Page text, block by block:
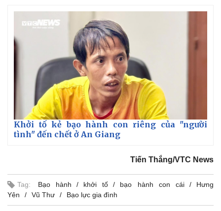
Cuộc sống đó đây
Multimedia
Video
Ảnh
E-Magazine
Infographic
Khởi tố kẻ bạo hành con riêng của "người
tình" đến chết ở An Giang
Tiến Thắng/VTC News
Tag: Bạo hành khởi tố bạo hành con cái
Hưng
Yên
Vũ Thư Bạo lực gia đình